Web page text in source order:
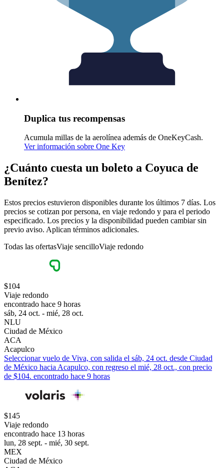
Duplica tus recompensas
Acumula millas de la aerolínea además de OneKeyCash.
Ver información sobre One Key
¿Cuánto cuesta un boleto a Coyuca de
Benítez?
Estos precios estuvieron disponibles durante los últimos 7 días. Los
precios se cotizan por persona, en viaje redondo y para el periodo
especificado. Los precios y la disponibilidad pueden cambiar sin
previo aviso. Aplican términos adicionales.
Todas las ofertasViaje sencilloViaje redondo
$104
Viaje redondo
encontrado hace 9 horas
sáb, 24 oct. - mié, 28 oct.
NLU
Ciudad de México
ACA
Acapulco
Seleccionar vuelo de Viva, con salida el sáb, 24 oct. desde Ciudad
de México hacia Acapulco, con regreso el mié, 28 oct., con precio
de $104. encontrado hace 9 horas
$145
Viaje redondo
encontrado hace 13 horas
lun, 28 sept. - mié, 30 sept.
MEX
Ciudad de México